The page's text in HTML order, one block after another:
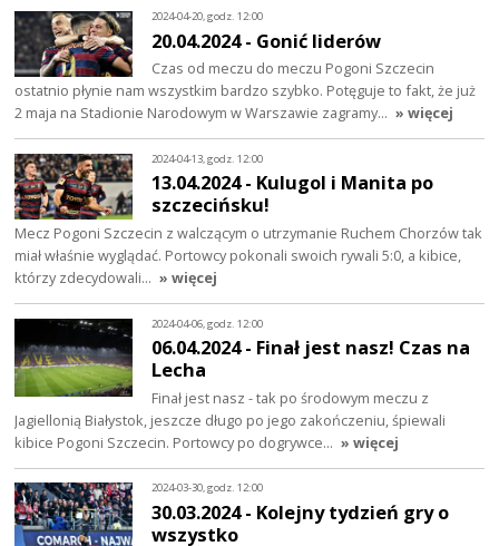
2024-04-20, godz. 12:00
20.04.2024 - Gonić liderów
Czas od meczu do meczu Pogoni Szczecin
ostatnio płynie nam wszystkim bardzo szybko. Potęguje to fakt, że już
2 maja na Stadionie Narodowym w Warszawie zagramy… » więcej
2024-04-13, godz. 12:00
13.04.2024 - Kulugol i Manita po
szczecińsku!
Mecz Pogoni Szczecin z walczącym o utrzymanie Ruchem Chorzów tak
miał właśnie wyglądać. Portowcy pokonali swoich rywali 5:0, a kibice,
którzy zdecydowali… » więcej
2024-04-06, godz. 12:00
06.04.2024 - Finał jest nasz! Czas na
Lecha
Finał jest nasz - tak po środowym meczu z
Jagiellonią Białystok, jeszcze długo po jego zakończeniu, śpiewali
kibice Pogoni Szczecin. Portowcy po dogrywce… » więcej
2024-03-30, godz. 12:00
30.03.2024 - Kolejny tydzień gry o
wszystko